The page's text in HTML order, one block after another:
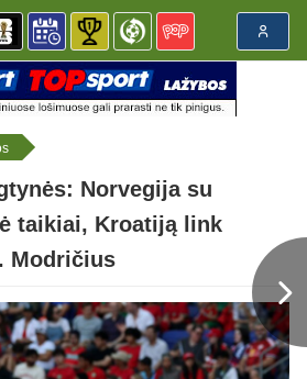
Norvegija su
taikiai, Kroatiją link
Modričius